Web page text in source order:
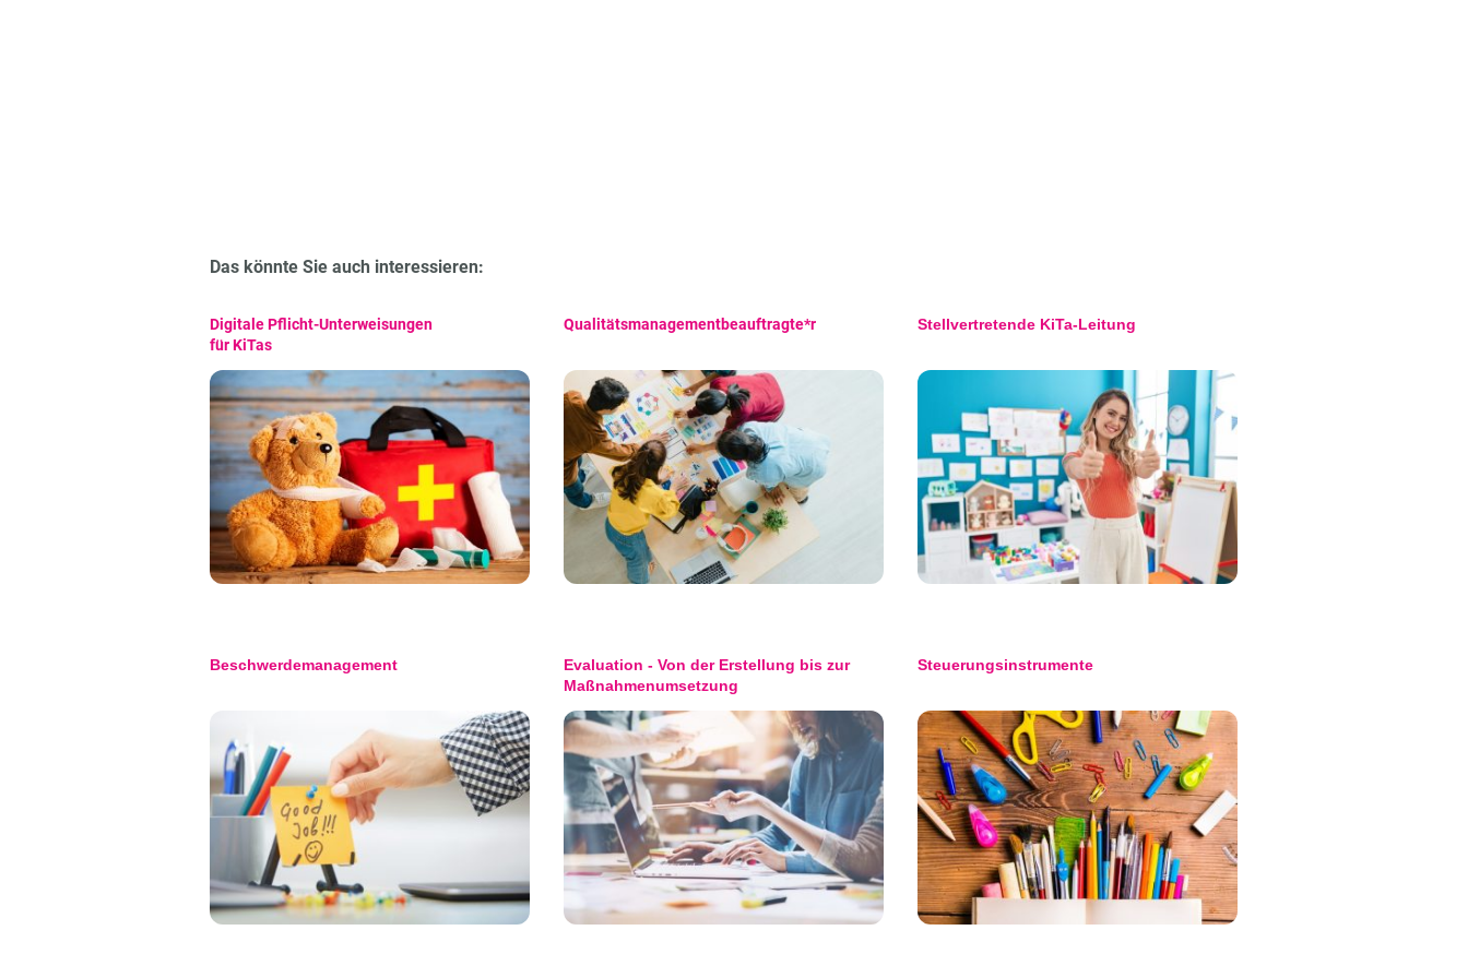
Digitale Pflicht-Unterweisungen
für KiTas
Qualitätsmanagementbeauftragte*r Stellvertretende KiTa-Leitung
Beschwerdemanagement
Evaluation - Von der Erstellung bis zur
Maßnahmenumsetzung
Steuerungsinstrumente
Das könnte Sie auch interessieren: